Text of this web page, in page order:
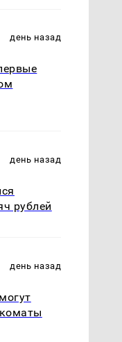
день назад
день назад
рублей
день назад